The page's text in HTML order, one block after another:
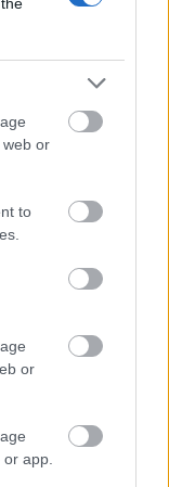
web or
to
or
app.
perfecta
si volum
imbinate
rochii de
in 2011
au fost pline
de mireasa
foarte multa
care ofera
mireasa se va
sa.